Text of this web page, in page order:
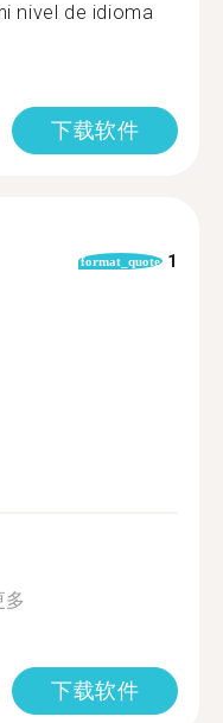
nivel de idioma
下载软件
format_quote 1
多
下载软件